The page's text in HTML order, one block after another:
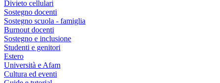
Divieto cellulari
Sostegno docenti
Sostegno scuola - famiglia
Burnout docenti
Sostegno e inclusione
Studenti e genitori
Estero
Università e Afam
Cultura ed eventi